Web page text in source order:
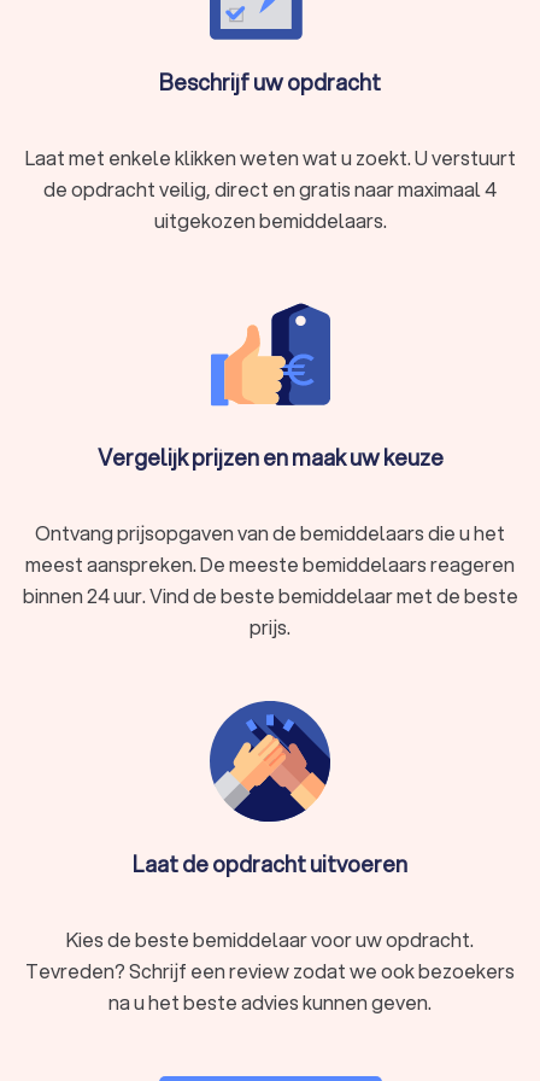
Beschrijf uw opdracht
Laat met enkele klikken weten wat u zoekt. U verstuurt
de opdracht veilig, direct en gratis naar maximaal 4
uitgekozen bemiddelaars.
Vergelijk prijzen en maak uw keuze
Ontvang prijsopgaven van de bemiddelaars die u het
meest aanspreken. De meeste bemiddelaars reageren
binnen 24 uur. Vind de beste bemiddelaar met de beste
prijs.
Laat de opdracht uitvoeren
Kies de beste bemiddelaar voor uw opdracht.
Tevreden? Schrijf een review zodat we ook bezoekers
na u het beste advies kunnen geven.